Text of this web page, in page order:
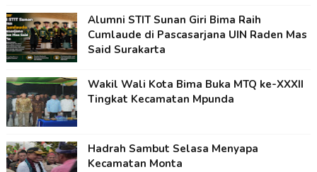
Alumni STIT Sunan Giri Bima Raih
Cumlaude di Pascasarjana UIN Raden Mas
Said Surakarta
Wakil Wali Kota Bima Buka MTQ ke-XXXII
Tingkat Kecamatan Mpunda
Hadrah Sambut Selasa Menyapa
Kecamatan Monta